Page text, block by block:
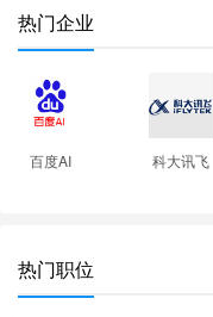
热门企业
百度AI 科大讯飞
热门职位